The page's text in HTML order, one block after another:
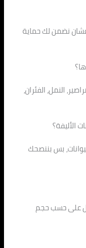
نضمن لك حماية
النمل، الفئران،
الأليفة؟
بس بننصحك
على حسب حجم